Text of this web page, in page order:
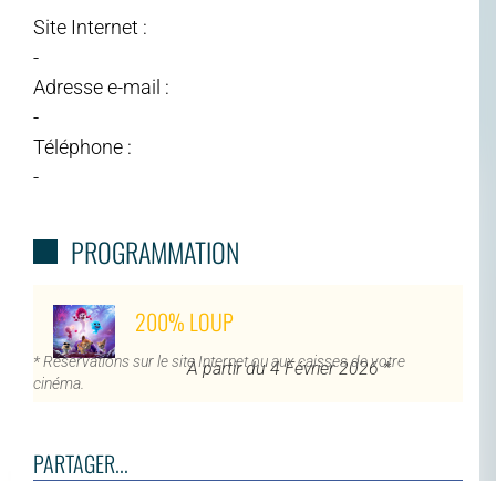
Site Internet :
-
Adresse e-mail :
-
Téléphone :
-
PROGRAMMATION
200% LOUP
À partir du 4 Février 2026 *
* Réservations sur le site Internet ou aux caisses de votre
cinéma.
PARTAGER...